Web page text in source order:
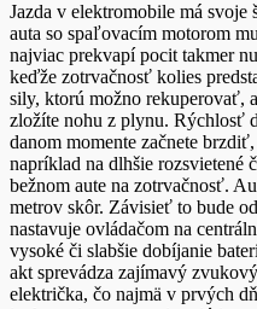
Jazda v elektromobile má svoje
auta so spaľovacím motorom
najviac prekvapí pocit takmer
keďže zotrvačnosť kolies
sily, ktorú možno rekuperovať,
zložíte nohu z plynu. Rýchlosť
danom momente začnete
napríklad na dlhšie rozsvietené
bežnom aute na zotrvačnosť.
metrov skôr. Závisieť to bude
nastavuje ovládačom na
vysoké či slabšie dobíjanie
akt sprevádza zajímavý
električka, čo najmä v prvých